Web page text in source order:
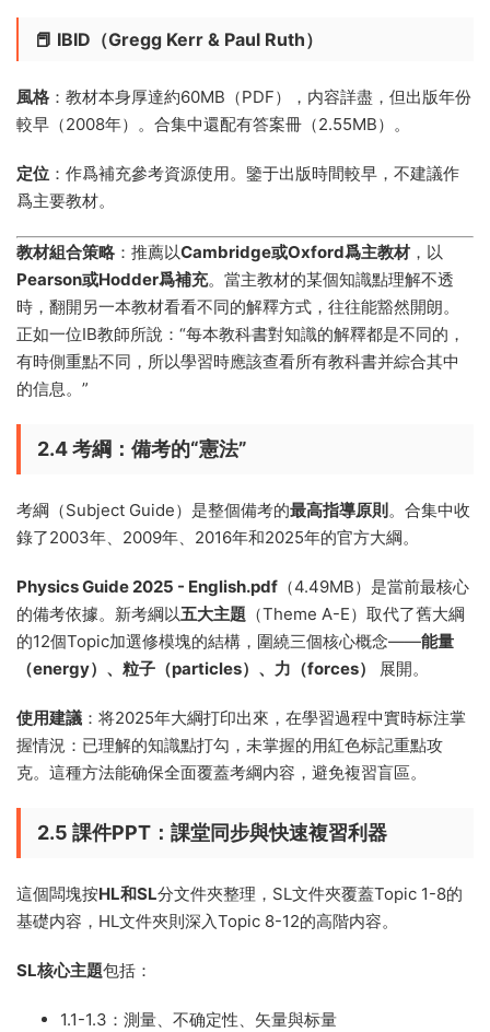
📕 IBID（Gregg Kerr & Paul Ruth）
風格 ：教材本身厚達約60MB（PDF），内容詳盡，但出版年份
較早（2008年）。合集中還配有答案冊（2.55MB）。
定位 ：作爲補充參考資源使用。鑒于出版時間較早，不建議作
爲主要教材。
教材組合策略 ：推薦以Cambridge或Oxford爲主教材，以
Pearson或Hodder爲補充。當主教材的某個知識點理解不透
時，翻開另一本教材看看不同的解釋方式，往往能豁然開朗。
正如一位IB教師所說：“每本教科書對知識的解釋都是不同的，
有時側重點不同，所以學習時應該查看所有教科書并綜合其中
的信息。”
2.4 考綱：備考的“憲法”
考綱（Subject Guide）是整個備考的最高指導原則 。合集中收
錄了2003年、2009年、2016年和2025年的官方大綱。
Physics Guide 2025 - English.pdf （4.49MB）是當前最核心
的備考依據。新考綱以五大主題 （Theme A-E）取代了舊大綱
的12個Topic加選修模塊的結構，圍繞三個核心概念——能量
（energy）、粒子（particles）、力（forces）
展開。
使用建議 ：将2025年大綱打印出來，在學習過程中實時标注掌
握情況：已理解的知識點打勾，未掌握的用紅色标記重點攻
克。這種方法能确保全面覆蓋考綱内容，避免複習盲區。
2.5 課件PPT：課堂同步與快速複習利器
這個闆塊按HL和SL分文件夾整理，SL文件夾覆蓋Topic 1-8的
基礎内容，HL文件夾則深入Topic 8-12的高階内容。
SL核心主題包括：
1.1-1.3：測量、不确定性、矢量與标量